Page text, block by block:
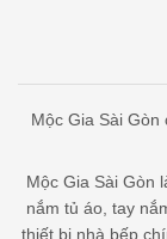
Mộc Gia Sài
Mộc Gia Sài Gòn
nắm tủ áo, tay
thiết bị nhà bếp